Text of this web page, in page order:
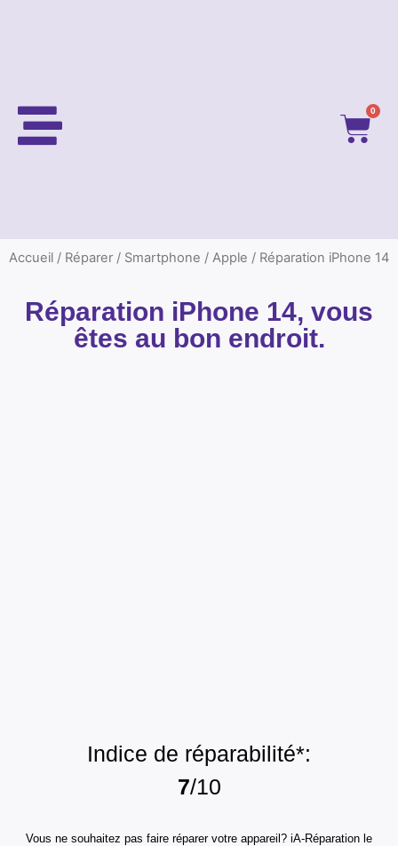
0
Accueil / Réparer / Smartphone / Apple / Réparation iPhone 14
Réparation iPhone 14, vous
êtes au bon endroit.
Indice de réparabilité*:
7/10
Vous ne souhaitez pas faire réparer votre appareil? iA-Réparation le